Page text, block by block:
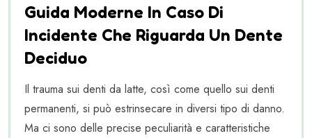
Guida Moderne In Caso Di
Incidente Che Riguarda Un Dente
Deciduo
Il trauma sui denti da latte, così come quello sui denti
permanenti, si può estrinsecare in diversi tipo di danno.
Ma ci sono delle precise peculiarità e caratteristiche